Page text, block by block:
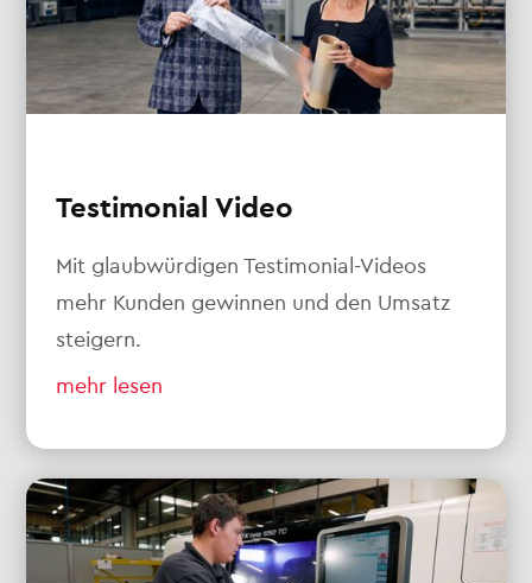
Testimonial Video
Mit glaubwürdigen Testimonial-Videos
mehr Kunden gewinnen und den Umsatz
steigern.
mehr lesen